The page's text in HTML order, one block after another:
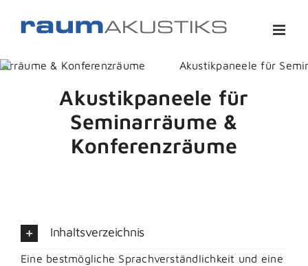
Inhalt
Akustikpaneele für
Seminarräume &
Konferenzräume
Inhaltsverzeichnis
Eine bestmögliche Sprachverständlichkeit und eine